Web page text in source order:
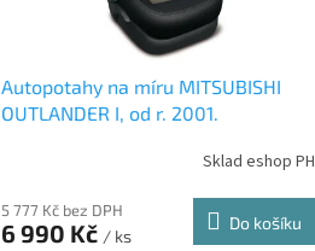
Autopotahy na míru MITSUBISHI
OUTLANDER I, od r. 2001.
Sklad eshop PH
5 777 Kč bez DPH
6 990 Kč / ks
Do košíku